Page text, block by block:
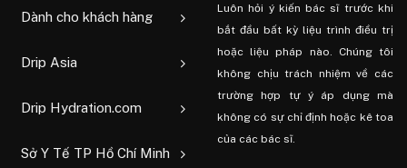
Dành cho khách hàng
Drip Asia
Drip Hydration.com
Sở Y Tế TP Hồ Chí Minh
Luôn hỏi ý kiến ​​bác sĩ trước khi
bắt đầu bất kỳ liệu trình điều trị
hoặc liệu pháp nào. Chúng tôi
không chịu trách nhiệm về các
trường hợp tự ý áp dụng mà
không có sự chỉ định hoặc kê toa
của các bác sĩ.